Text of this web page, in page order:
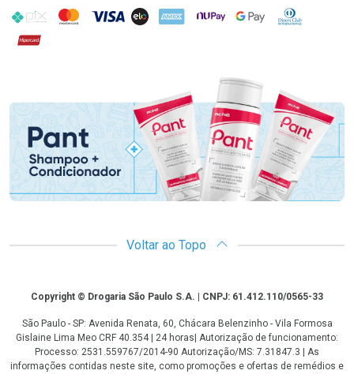
PIX MasterCard
VISA ELO AMEX NuPay Google PayDiners Club
Hipercard
Promoção em Destaque
Voltar ao Topo
CopyrightCopyright © Drogaria São Paulo S.A. | CNPJ: 61.412.110/0565-33
São Paulo - SP: Avenida Renata, 60, Chácara Belenzinho - Vila Formosa
Gislaine Lima Meo CRF 40.354 | 24 horas| Autorização de funcionamento:
Processo: 2531.559767/2014-90 Autorização/MS: 7.31847.3 | As
informações contidas neste site, como promoções e ofertas de remédios e